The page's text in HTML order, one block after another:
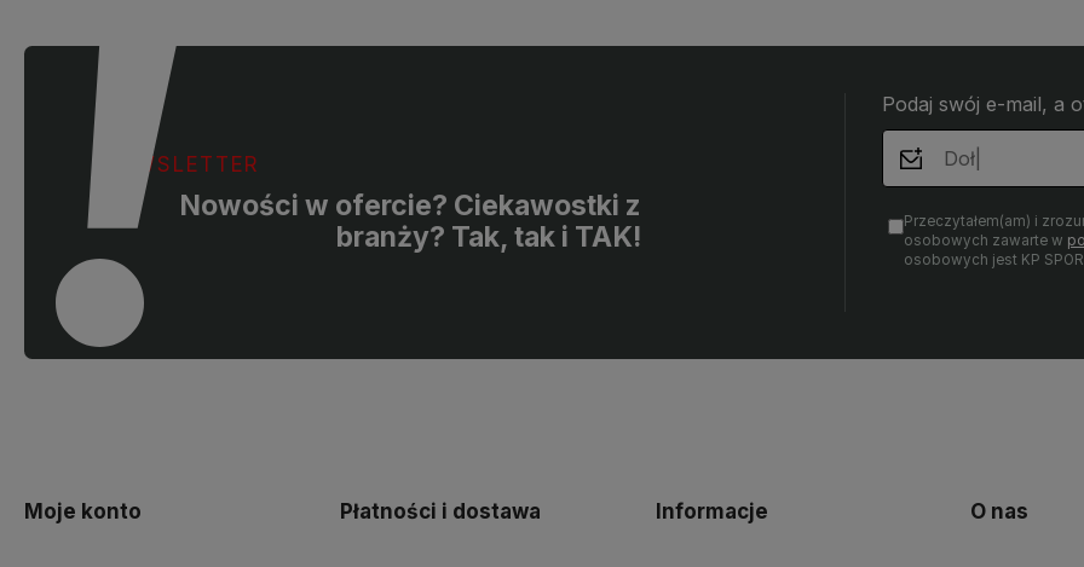
Z pozdrowieniami, obsługa sklepu.
NEWSLETTER
Nowości w ofercie? Ciekawostki z
branży? Tak, tak i TAK!
Podaj swój e-mail, a
Przeczytałem(am) i
osobowych zawarte w
osobowych jest KP
Moje konto Płatności i dostawa Informacje O nas